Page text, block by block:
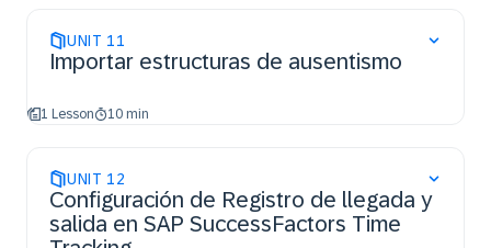
UNIT 11
Importar estructuras de ausentismo
1 Lesson 10 min
UNIT 12
Configuración de Registro de llegada y
salida en SAP SuccessFactors Time